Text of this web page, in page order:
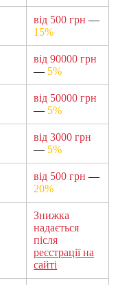
від 500 грн —
15%
від 90000 грн
— 5%
від 50000 грн
— 5%
від 3000 грн
— 5%
від 500 грн —
20%
Знижка
надається
після
реєстрації на
сайті